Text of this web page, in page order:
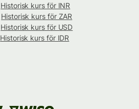
Historisk kurs för INR
Historisk kurs för ZAR
Historisk kurs för USD
Historisk kurs för IDR